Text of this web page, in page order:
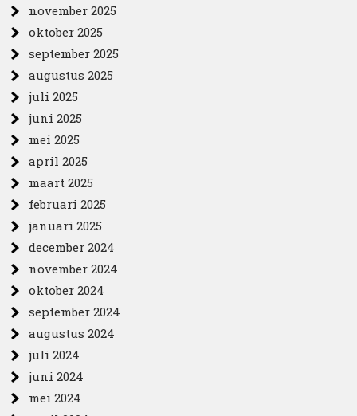
november 2025
oktober 2025
september 2025
augustus 2025
juli 2025
juni 2025
mei 2025
april 2025
maart 2025
februari 2025
januari 2025
december 2024
november 2024
oktober 2024
september 2024
augustus 2024
juli 2024
juni 2024
mei 2024